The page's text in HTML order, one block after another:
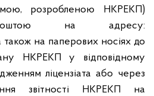
розробленою НКРЕКП)
на адресу:
на паперових носіях до
НКРЕКП у відповідному
ліцензіата або через
звітності НКРЕКП на